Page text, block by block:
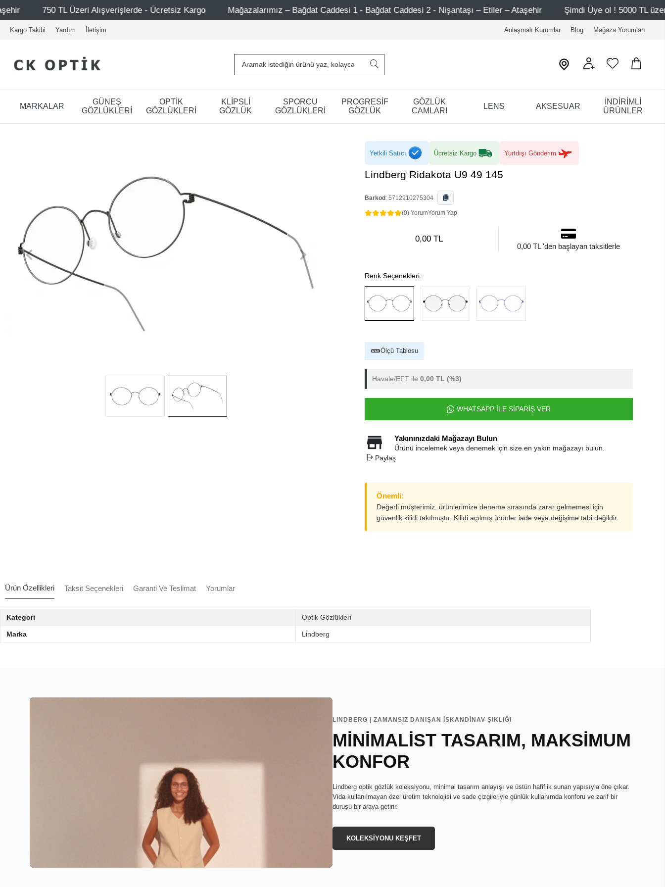
- Ücretsiz Kargo Mağazalarımız – Bağdat Caddesi 1 - Bağdat Caddesi 2 - Nişantaşı – Etiler – Ataşehir Şimdi Üye ol ! 5000 TL üzeri ilk alışverişinde 500
Kargo Takibi Yardım İletişim Anlaşmalı Kurumlar Blog Mağaza Yorumları
MARKALAR
GÜNEŞ
GÖZLÜKLERİ
OPTİK
GÖZLÜKLERİ
KLİPSLİ
GÖZLÜK
SPORCU
GÖZLÜKLERİ
PROGRESİF
GÖZLÜK
GÖZLÜK
CAMLARI
LENS AKSESUAR
İNDİRİMLİ
ÜRÜNLER
Yetkili Satıcı Ücretsiz Kargo Yurtdışı Gönderim
Lindberg Ridakota U9 49 145
Barkod : 5712910275304
(0) YorumYorum Yap
0,00 TL
0,00 TL 'den başlayan taksitlerle
Renk Seçenekleri:
Ölçü Tablosu
Havale/EFT ile 0,00 TL (%3)
WHATSAPP İLE SİPARİŞ VER
Yakınınızdaki Mağazayı Bulun
Ürünü incelemek veya denemek için size en yakın mağazayı bulun.
Paylaş
Önemli:
Değerli müşterimiz, ürünlerimize deneme sırasında zarar gelmemesi için
güvenlik kilidi takılmıştır. Kilidi açılmış ürünler iade veya değişime tabi değildir.
Ürün Özellikleri Taksit Seçenekleri Garanti Ve Teslimat Yorumlar
Kategori Optik Gözlükleri
Marka Lindberg
LINDBERG | ZAMANSIZ DANIŞAN İSKANDİNAV ŞIKLIĞI
MİNİMALİST TASARIM, MAKSİMUM
KONFOR
Lindberg optik gözlük koleksiyonu, minimal tasarım anlayışı ve üstün hafiflik sunan yapısıyla öne çıkar.
Vida kullanılmayan özel üretim teknolojisi ve sade çizgileriyle günlük kullanımda konforu ve zarif bir
duruşu bir araya getirir.
KOLEKSİYONU KEŞFET